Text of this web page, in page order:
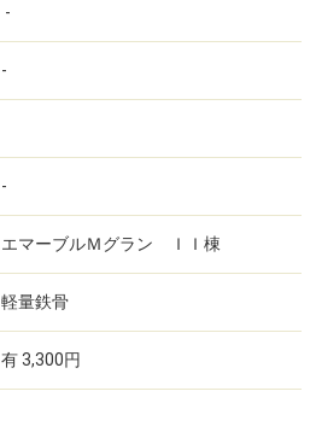
-
-
-
エマーブルＭグラン ＩＩ棟
軽量鉄骨
有 3,300円